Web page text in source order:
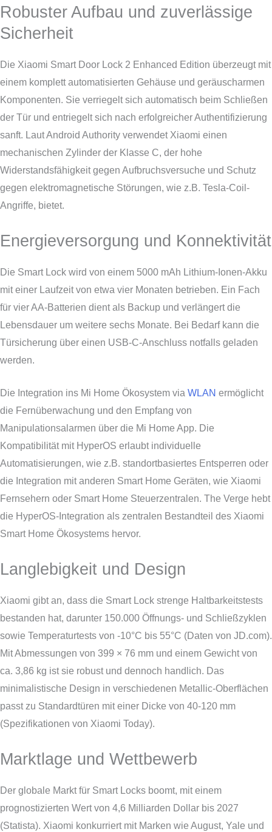
Robuster Aufbau und zuverlässige
Sicherheit
Die Xiaomi Smart Door Lock 2 Enhanced Edition überzeugt mit
einem komplett automatisierten Gehäuse und geräuscharmen
Komponenten. Sie verriegelt sich automatisch beim Schließen
der Tür und entriegelt sich nach erfolgreicher Authentifizierung
sanft. Laut Android Authority verwendet Xiaomi einen
mechanischen Zylinder der Klasse C, der hohe
Widerstandsfähigkeit gegen Aufbruchsversuche und Schutz
gegen elektromagnetische Störungen, wie z.B. Tesla-Coil-
Angriffe, bietet.
Energieversorgung und Konnektivität
Die Smart Lock wird von einem 5000 mAh Lithium-Ionen-Akku
mit einer Laufzeit von etwa vier Monaten betrieben. Ein Fach
für vier AA-Batterien dient als Backup und verlängert die
Lebensdauer um weitere sechs Monate. Bei Bedarf kann die
Türsicherung über einen USB-C-Anschluss notfalls geladen
werden.
Die Integration ins Mi Home Ökosystem via WLAN ermöglicht
die Fernüberwachung und den Empfang von
Manipulationsalarmen über die Mi Home App. Die
Kompatibilität mit HyperOS erlaubt individuelle
Automatisierungen, wie z.B. standortbasiertes Entsperren oder
die Integration mit anderen Smart Home Geräten, wie Xiaomi
Fernsehern oder Smart Home Steuerzentralen. The Verge hebt
die HyperOS-Integration als zentralen Bestandteil des Xiaomi
Smart Home Ökosystems hervor.
Langlebigkeit und Design
Xiaomi gibt an, dass die Smart Lock strenge Haltbarkeitstests
bestanden hat, darunter 150.000 Öffnungs- und Schließzyklen
sowie Temperaturtests von -10°C bis 55°C (Daten von JD.com).
Mit Abmessungen von 399 × 76 mm und einem Gewicht von
ca. 3,86 kg ist sie robust und dennoch handlich. Das
minimalistische Design in verschiedenen Metallic-Oberflächen
passt zu Standardtüren mit einer Dicke von 40-120 mm
(Spezifikationen von Xiaomi Today).
Marktlage und Wettbewerb
Der globale Markt für Smart Locks boomt, mit einem
prognostizierten Wert von 4,6 Milliarden Dollar bis 2027
(Statista). Xiaomi konkurriert mit Marken wie August, Yale und